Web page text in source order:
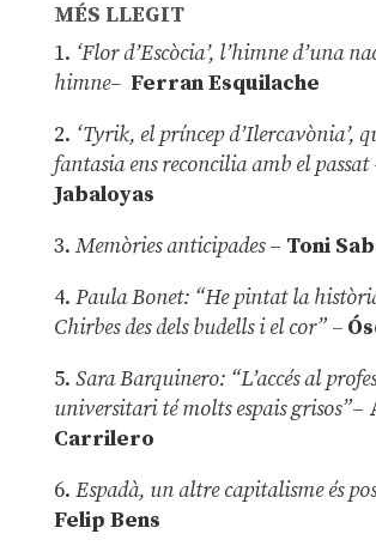
MÉS LLEGIT
1. ‘Flor d’Escòcia’, l’himne d’una
himne– Ferran Esquilache
2. ‘Tyrik, el príncep d’Ilercavònia’,
fantasia ens reconcilia amb el passat
Jabaloyas
3. Memòries anticipades– Toni
4. Paula Bonet: “He pintat la
Chirbes des dels budells i el cor” –
5. Sara Barquinero: “L’accés al
universitari té molts espais grisos”–
Carrilero
6. Espadà, un altre capitalisme és
Felip Bens